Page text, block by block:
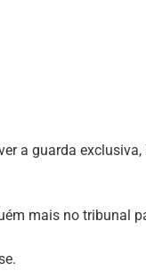
a guarda
mais no tribunal